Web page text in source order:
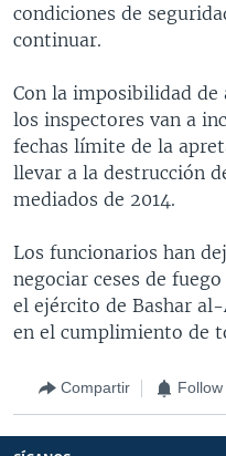
condiciones de
continuar.
Con la imposibilidad de
los inspectores van a
fechas límite de la
llevar a la destrucción
mediados de 2014.
Los funcionarios han
negociar ceses de
el ejército de Bashar
en el cumplimiento de
Compartir